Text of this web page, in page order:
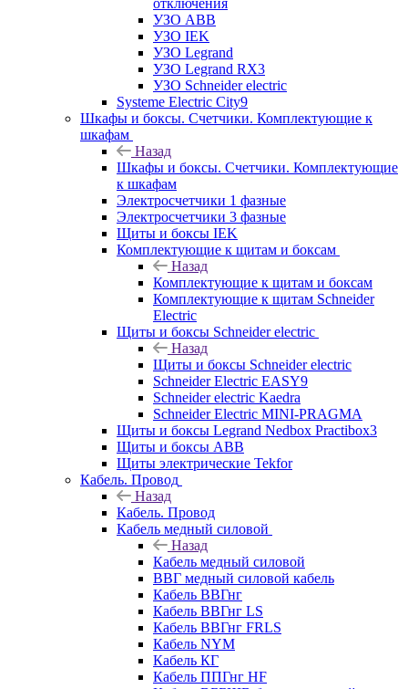
УЗО ABB
УЗО IEK
УЗО Legrand
УЗО Legrand RX3
УЗО Schneider electric
Systeme Electric City9
Шкафы и боксы. Счетчики. Комплектующие к
шкафам
Назад
Шкафы и боксы. Счетчики. Комплектующие
к шкафам
Электросчетчики 1 фазные
Электросчетчики 3 фазные
Щиты и боксы IEK
Комплектующие к щитам и боксам
Назад
Комплектующие к щитам и боксам
Комплектующие к щитам Schneider
Electric
Щиты и боксы Schneider electric
Назад
Щиты и боксы Schneider electric
Schneider Electric EASY9
Schneider electric Kaedra
Schneider Electric MINI-PRAGMA
Щиты и боксы Legrand Nedbox Practibox3
Щиты и боксы ABB
Щиты электрические Tekfor
Кабель. Провод
Назад
Кабель. Провод
Кабель медный силовой
Назад
Кабель медный силовой
ВВГ медный силовой кабель
Кабель ВВГнг
Кабель ВВГнг LS
Кабель ВВГнг FRLS
Кабель NYM
Кабель КГ
Кабель ППГнг HF